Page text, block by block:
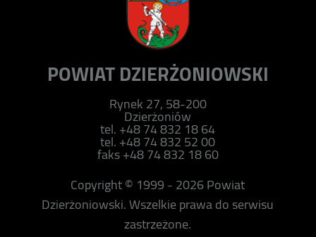
POWIAT DZIERŻONIOWSKI
Rynek 27, 58-200
Dzierżoniów
tel. +48 74 832 18 64
tel. +48 74 832 52 00
faks +48 74 832 18 60
Copyright © 1999 - 2026 Powiat
Dzierżoniowski. Wszelkie prawa do serwisu
zastrzeżone.